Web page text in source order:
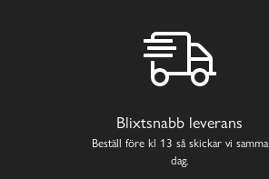
Blixtsnabb leverans
Beställ före kl 13 så skickar vi samma
dag.